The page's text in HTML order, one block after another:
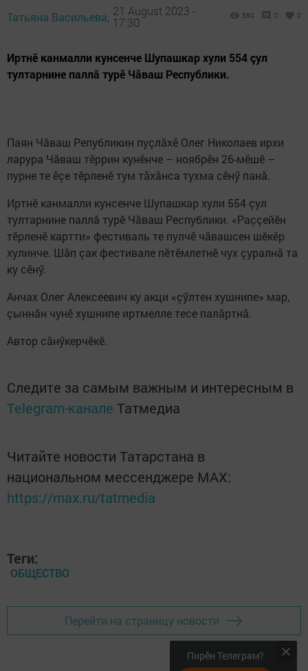
Татьяна Васильева, 21 August 2023 -
17:30
580 0 0
Иртнӗ канмалли кунсенче Шупашкар хули 554 çул
тултарнине паллă турӗ Чăваш Республики.
Паян Чăваш Републикин пуçлăхӗ Олег Николаев ирхи
ларура Чăваш тӗррин кунӗнче – ноябрӗн 26-мӗшӗ –
пурне те ӗçе тӗрленӗ тум тăхăнса тухма сӗнӳ панă.
Иртнӗ канмалли кунсенче Шупашкар хули 554 çул
тултарнине паллă турӗ Чăваш Республики. «Раççейӗн
тӗрленӗ картти» фестиваль те пулчӗ чăвашсен шӗкӗр
хулинче. Шăп çак фестивале пӗтӗмлетнӗ чух çуралнă та
ку сӗнӳ.
Анчах Олег Алексеевич ку акци «çӳлтен хушнипе» мар,
çыннăн чунӗ хушнипе иртмелле тесе палăртнă.
Автор сăнӳкерчӗкӗ.
Следите за самым важным и интересным в
Telegram-канале Татмедиа
Читайте новости Татарстана в
национальном мессенджере MАХ:
https://max.ru/tatmedia
Теги:
ОБЩЕСТВО
Перейти на страницу новости
Пирӗн Телеграм?